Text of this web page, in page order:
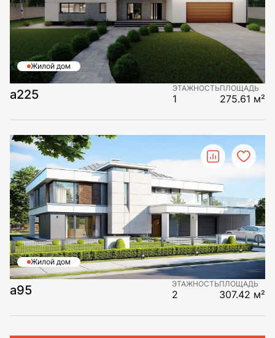
Жилой дом
a225 ЭТАЖНОСТЬ
1
ПЛОЩАДЬ
275.61 м²
Жилой дом
a95 ЭТАЖНОСТЬ
2
ПЛОЩАДЬ
307.42 м²